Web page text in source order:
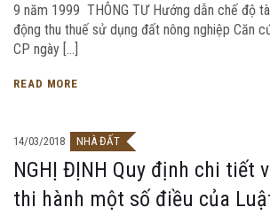
9 năm 1999 THÔNG TƯ Hướng dẫn chế độ
động thu thuế sử dụng đất nông nghiệp Căn
CP ngày […]
READ MORE
14/03/2018 NHÀ ĐẤT
NGHỊ ĐỊNH Quy định chi tiết
thi hành một số điều của